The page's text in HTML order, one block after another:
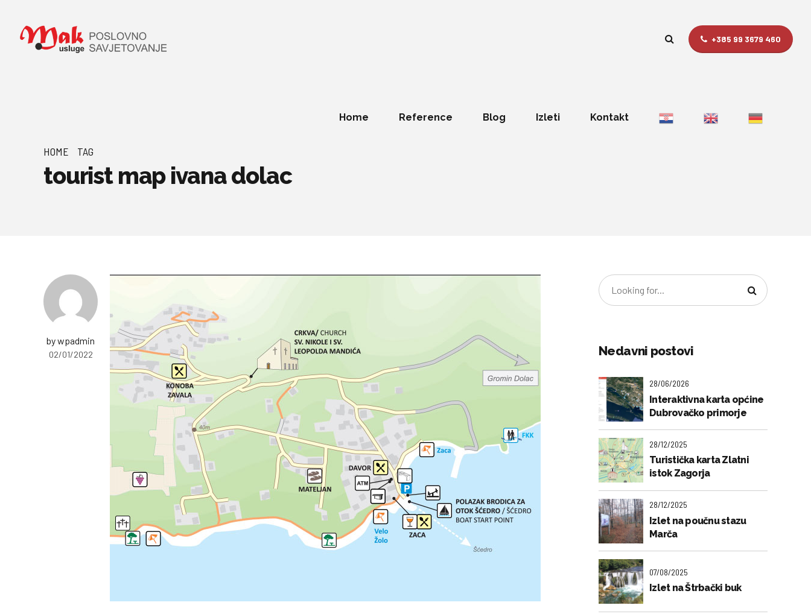
+385 99 3679 460
Home Reference Blog Izleti Kontakt
HOME TAG
tourist map ivana dolac
by wpadmin
02/01/2022 Nedavni postovi
28/06/2026
Interaktivna karta općine
Dubrovačko primorje
28/12/2025
Turistička karta Zlatni
istok Zagorja
28/12/2025
Izlet na poučnu stazu
Marča
07/08/2025
Izlet na Štrbački buk